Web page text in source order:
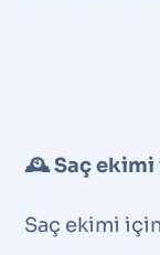
🕰️ Saç ekimi
Saç ekimi